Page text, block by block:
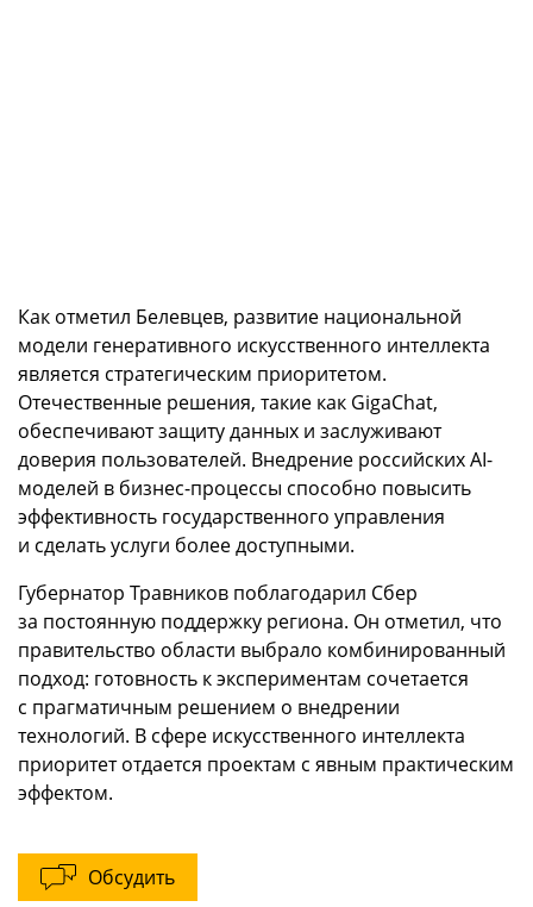
Как отметил Белевцев, развитие национальной
модели генеративного искусственного интеллекта
является стратегическим приоритетом.
Отечественные решения, такие как GigaChat,
обеспечивают защиту данных и заслуживают
доверия пользователей. Внедрение российских AI-
моделей в бизнес-процессы способно повысить
эффективность государственного управления
и сделать услуги более доступными.
Губернатор Травников поблагодарил Сбер
за постоянную поддержку региона. Он отметил, что
правительство области выбрало комбинированный
подход: готовность к экспериментам сочетается
с прагматичным решением о внедрении
технологий. В сфере искусственного интеллекта
приоритет отдается проектам с явным практическим
эффектом.
Обсудить